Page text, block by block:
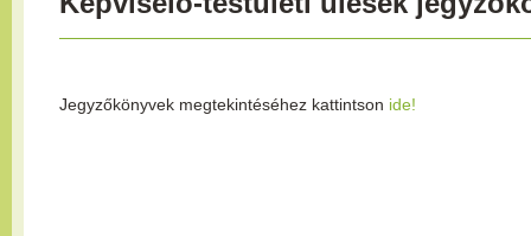
Jegyzőkönyvek megtekintéséhez kattintson ide!